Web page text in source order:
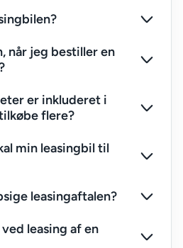
når jeg bestiller en
er inkluderet i
flere?
min leasingbil til
leasingaftalen?
leasing af en